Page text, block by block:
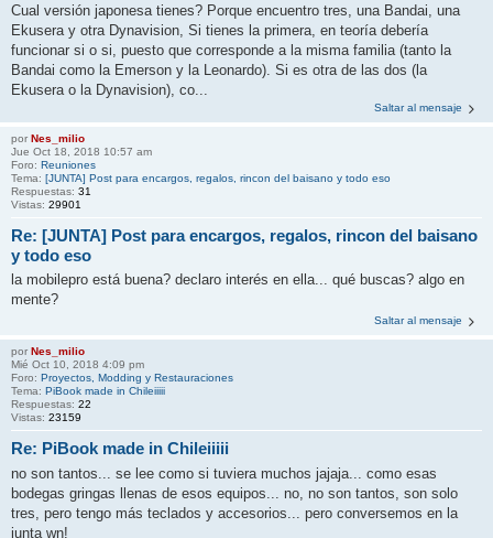
Cual versión japonesa tienes? Porque encuentro tres, una Bandai, una
Ekusera y otra Dynavision, Si tienes la primera, en teoría debería
funcionar si o si, puesto que corresponde a la misma familia (tanto la
Bandai como la Emerson y la Leonardo). Si es otra de las dos (la
Ekusera o la Dynavision), co...
Saltar al mensaje
por Nes_milio
Jue Oct 18, 2018 10:57 am
Foro: Reuniones
Tema: [JUNTA] Post para encargos, regalos, rincon del baisano y todo eso
Respuestas: 31
Vistas: 29901
Re: [JUNTA] Post para encargos, regalos, rincon del baisano
y todo eso
la mobilepro está buena? declaro interés en ella... qué buscas? algo en
mente?
Saltar al mensaje
por Nes_milio
Mié Oct 10, 2018 4:09 pm
Foro: Proyectos, Modding y Restauraciones
Tema: PiBook made in Chileiiiii
Respuestas: 22
Vistas: 23159
Re: PiBook made in Chileiiiii
no son tantos... se lee como si tuviera muchos jajaja... como esas
bodegas gringas llenas de esos equipos... no, no son tantos, son solo
tres, pero tengo más teclados y accesorios... pero conversemos en la
junta wn!